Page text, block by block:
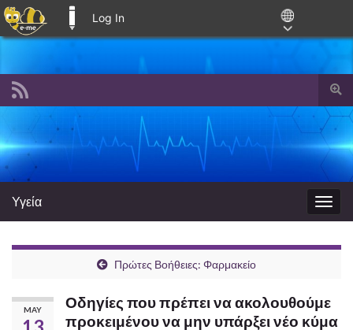
Log In
Υγεία
Πρώτες Βοήθειες: Φαρμακείο
MAY
Οδηγίες που πρέπει να ακολουθούμε
προκειμένου να μην υπάρξει νέο κύμα